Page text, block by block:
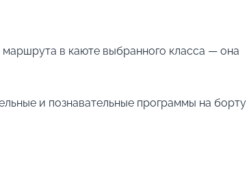
в каюте выбранного класса — она
и познавательные программы на борту